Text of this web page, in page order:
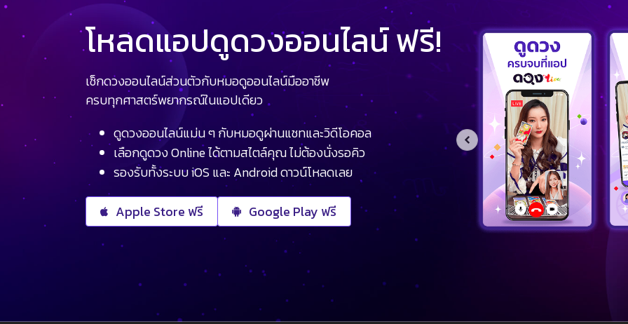
โหลดแอปดูดวงออนไลน์ ฟรี!
เช็กดวงออนไลน์ส่วนตัวกับหมอดูออนไลน์มืออาชีพ
ครบทุกศาสตร์พยากรณ์ในแอปเดียว
ดูดวงออนไลน์แม่น ๆ กับหมอดูผ่านแชทและวิดีโอคอล
เลือกดูดวง Online ได้ตามสไตล์คุณ ไม่ต้องนั่งรอคิว
รองรับทั้งระบบ iOS และ Android ดาวน์โหลดเลย
Apple Store ฟรี Google Play ฟรี